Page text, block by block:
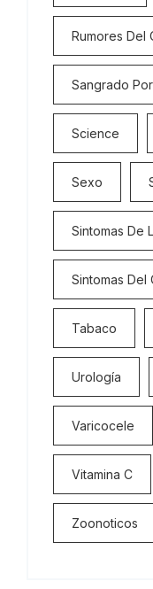
Rumores Del
Sangrado
Science
Sexo
Sintomas De
Sintomas Del
Tabaco
Urología
Varicocele
Vitamina C
Zoonoticos